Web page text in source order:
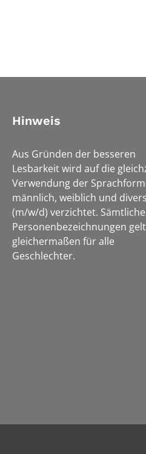
Hinweis
Aus Gründen der besseren
Lesbarkeit wird auf die
Verwendung der
männlich, weiblich und divers
(m/w/d) verzichtet. Sämtliche
Personenbezeichnungen
gleichermaßen für alle
Geschlechter.